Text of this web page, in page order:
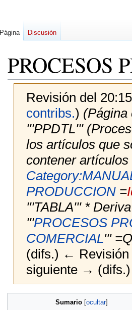
PROCESOS
Revisión del
contribs.) (Página
'''PPDTL'''
los artículos que
contener
PRODUCCION=
'''TABLA''' *
'''PROCESOS
COMERCIAL'''
(difs.) ← Revisión
siguiente → (difs.)
Sumario
Página Discusión